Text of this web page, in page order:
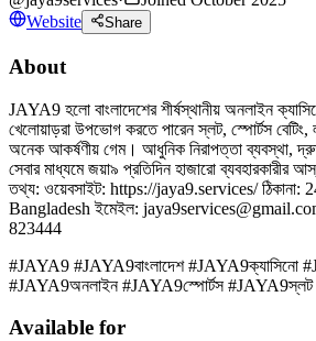
Website
Share
About
JAYA9 হলো বাংলাদেশের শীর্ষস্থানীয় অনলাইন
খেলোয়াড়রা উপভোগ করতে পারেন স্লট, স্পোর্টস
অনেক আকর্ষণীয় গেম। আধুনিক নিরাপত্তা ব্যবস্থা,
সেবার মাধ্যমে জয়া৯ প্রতিদিন হাজারো ব্যবহারকারীর
তথ্য: ওয়েবসাইট: https://jaya9.services/
Bangladesh ইমেইল:
823444
#JAYA9 #JAYA9বাংলাদেশ #JAYA9ক্যাসিনো
#JAYA9অনলাইন #JAYA9স্পোর্টস #JAYA9স্লট
Available for